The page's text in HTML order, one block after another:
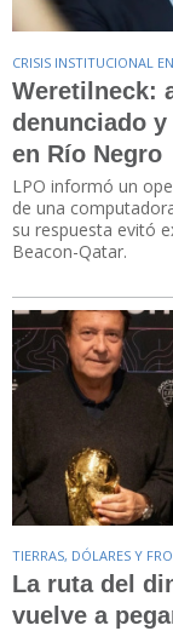
CRISIS INSTITUCIONAL
Weretilneck:
denunciado
en Río Negro
LPO informó un
de una
su respuesta evitó
Beacon-Qatar.
TIERRAS, DÓLARES Y
La ruta del
vuelve a